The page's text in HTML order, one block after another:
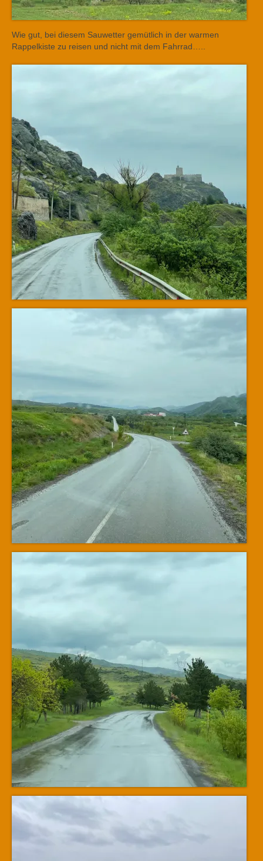
Wie gut, bei diesem Sauwetter gemütlich in der warmen
Rappelkiste zu reisen und nicht mit dem Fahrrad…..